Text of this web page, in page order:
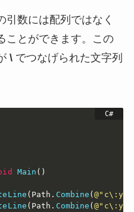
引数には配列ではなく
ことができます。この
\でつなげられた文字列
Main ( )
( Path . Combine (
( Path . Combine (